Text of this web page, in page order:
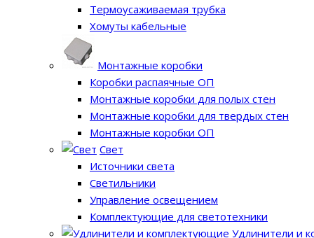
Термоусаживаемая трубка
Хомуты кабельные
Монтажные коробки
Коробки распаячные ОП
Монтажные коробки для полых стен
Монтажные коробки для твердых стен
Монтажные коробки ОП
Свет
Источники света
Светильники
Управление освещением
Комплектующие для светотехники
Удлинители и